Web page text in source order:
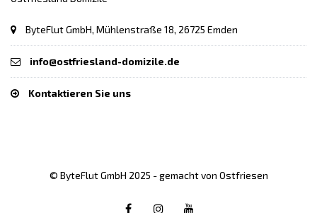
ByteFlut GmbH, Mühlenstraße 18, 26725 Emden
info@ostfriesland-domizile.de
Kontaktieren Sie uns
© ByteFlut GmbH 2025 - gemacht von Ostfriesen